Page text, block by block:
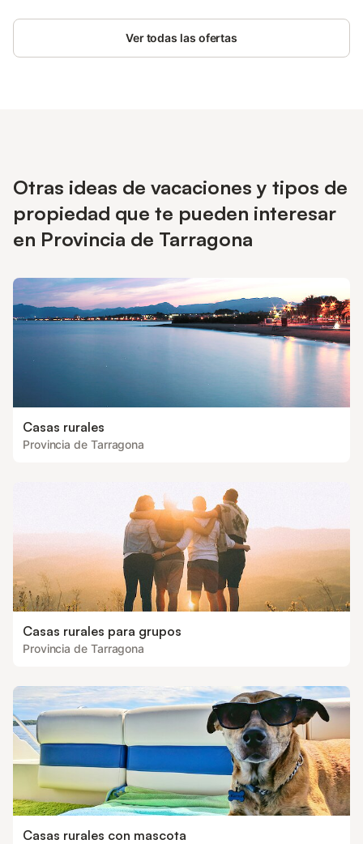
arroz, el aceite de oliva, las verduras y frutas, y los pescados y
mariscos recolectados en nuestra bahía PRECIO 1 Mascota 25€
, PRECIO AIRE ACONDICIONADO/ BOMBA DE CALOR: 7€ DIA,
Ver todas las ofertas
Otras ideas de vacaciones y tipos de
propiedad que te pueden interesar
en Provincia de Tarragona
Casas rurales
Provincia de Tarragona
Casas rurales para grupos
Provincia de Tarragona
Casas rurales con mascota